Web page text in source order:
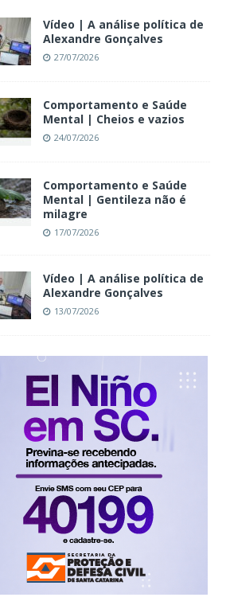
Vídeo | A análise política de
Alexandre Gonçalves
27/07/2026
Comportamento e Saúde
Mental | Cheios e vazios
24/07/2026
Comportamento e Saúde
Mental | Gentileza não é
milagre
17/07/2026
Vídeo | A análise política de
Alexandre Gonçalves
13/07/2026